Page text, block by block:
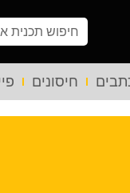
חיסונים